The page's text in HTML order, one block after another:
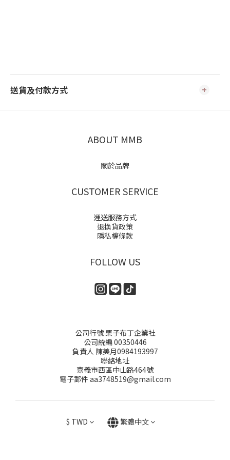
送貨及付款方式
ABOUT MMB
關於品牌
CUSTOMER SERVICE
運送服務方式
退換貨政策
隱私權條款
FOLLOW US
公司行號 栗子布丁企業社
公司統編 00350446
負責人 陳美月0984193997
聯絡地址
嘉義市西區中山路464號
電子郵件 aa3748519@gmail.com
$ TWD 繁體中文